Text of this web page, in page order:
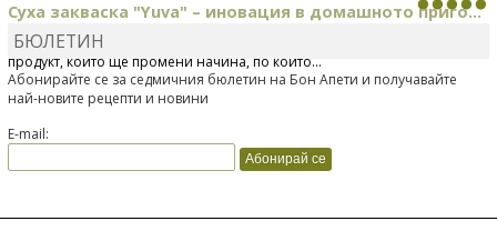
Суха закваска "Yuva" – иновация в домашното приго...
Отскоро Лесафр България стартира предлагането на изцяло нов
продукт, който ще промени начина, по който...
БЮЛЕТИН
Абонирайте се за седмичния бюлетин на Бон Апети и получавайте
най-новите рецепти и новини
E-mail: